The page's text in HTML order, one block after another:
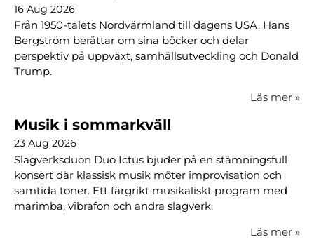
16 Aug 2026
Från 1950-talets Nordvärmland till dagens USA. Hans
Bergström berättar om sina böcker och delar
perspektiv på uppväxt, samhällsutveckling och Donald
Trump.
Läs mer »
Musik i sommarkväll
23 Aug 2026
Slagverksduon Duo Ictus bjuder på en stämningsfull
konsert där klassisk musik möter improvisation och
samtida toner. Ett färgrikt musikaliskt program med
marimba, vibrafon och andra slagverk.
Läs mer »